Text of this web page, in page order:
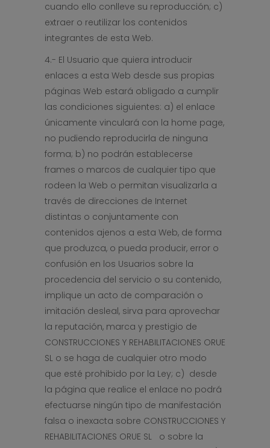
cuando ello conlleve su reproducción; c)
extraer o reutilizar los contenidos
integrantes de esta Web.
4.- El Usuario que quiera introducir
enlaces a esta Web desde sus propias
páginas Web estará obligado a cumplir
las condiciones siguientes: a) el enlace
únicamente vinculará con la home page,
no pudiendo reproducirla de ninguna
forma; b) no podrán establecerse
frames o marcos de cualquier tipo que
rodeen la Web o permitan visualizarla a
través de direcciones de Internet
distintas o conjuntamente con
contenidos ajenos a esta Web, de forma
que produzca, o pueda producir, error o
confusión en los Usuarios sobre la
procedencia del servicio o su contenido,
implique un acto de comparación o
imitación desleal, sirva para aprovechar
la reputación, marca y prestigio de
CONSTRUCCIONES Y REHABILITACIONES ORUE
SL o se haga de cualquier otro modo
que esté prohibido por la Ley; c) desde
la página que realice el enlace no podrá
efectuarse ningún tipo de manifestación
falsa o inexacta sobre CONSTRUCCIONES Y
REHABILITACIONES ORUE SL o sobre la